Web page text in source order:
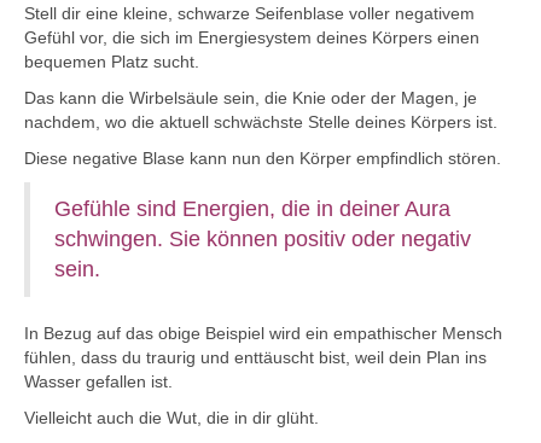
Stell dir eine kleine, schwarze Seifenblase voller negativem
Gefühl vor, die sich im Energiesystem deines Körpers einen
bequemen Platz sucht.
Das kann die Wirbelsäule sein, die Knie oder der Magen, je
nachdem, wo die aktuell schwächste Stelle deines Körpers ist.
Diese negative Blase kann nun den Körper empfindlich stören.
Gefühle sind Energien, die in deiner Aura
schwingen. Sie können positiv oder negativ
sein.
In Bezug auf das obige Beispiel wird ein empathischer Mensch
fühlen, dass du traurig und enttäuscht bist, weil dein Plan ins
Wasser gefallen ist.
Vielleicht auch die Wut, die in dir glüht.